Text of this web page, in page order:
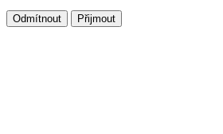
Odmítnout Přijmout